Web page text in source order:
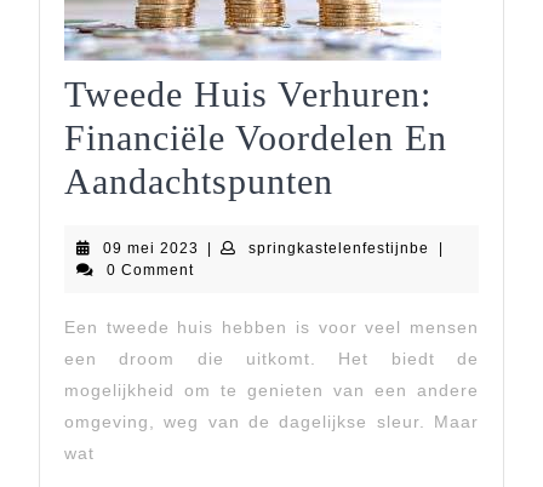
Tweede Huis Verhuren:
Financiële Voordelen En
Aandachtspunten
Verhuren:
Financiële
Voordelen
En
09 mei 2023 09
springkastelenfestijnbe
0 Comment
Een tweede huis hebben is voor veel mensen
een droom die uitkomt. Het biedt de
mogelijkheid om te genieten van een andere
omgeving, weg van de dagelijkse sleur. Maar
wat